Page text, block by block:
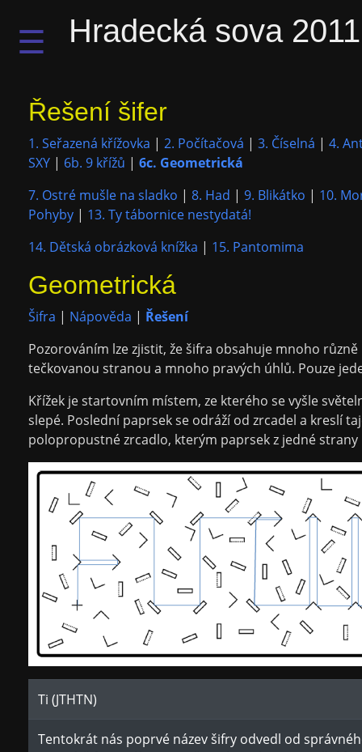
☰ Hradecká sova 2011
Řešení šifer
1. Seřazená křížovka | 2. Počítačová | 3. Číselná | 4.
SXY | 6b. 9 křížů | 6c. Geometrická
7. Ostré mušle na sladko | 8. Had | 9. Blikátko | 10.
Pohyby | 13. Ty tábornice nestydatá!
14. Dětská obrázková knížka | 15. Pantomima
Geometrická
Šifra | Nápověda | Řešení
Pozorováním lze zjistit, že šifra obsahuje mnoho
tečkovanou stranou a mnoho pravých úhlů. Pouze
Křížek je startovním místem, ze kterého se vyšle
slepé. Poslední paprsek se odráží od zrcadel a kreslí
polopropustné zrcadlo, kterým paprsek z jedné
Ti (JTHTN)
Tentokrát nás poprvé název šifry odvedl od